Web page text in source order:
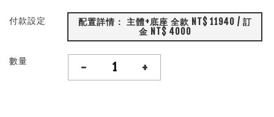
付款設定
配置詳情： 主體+底座 全款 NT$ 11940 / 訂
金 NT$ 4000
數量 - +